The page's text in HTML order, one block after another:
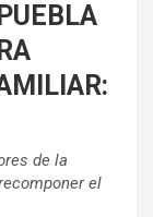
de la
el